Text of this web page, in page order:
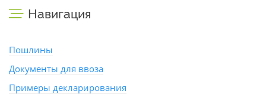
Навигация
Пошлины
Документы для ввоза
Примеры декларирования